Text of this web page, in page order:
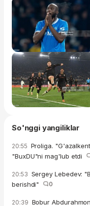
So'nggi yangiliklar
20:55 Proliga.
"BuxDU"ni mag'lub etdi
20:53 Sergey Lebedev:
berishdi"
0
20:39 Bobur